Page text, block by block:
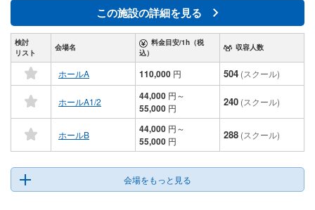
この施設の詳細を見る
検討
リスト
会場名
料金目安/1h（税
込）
収容人数
ホールA 110,000 円 504 (スクール)
ホールA1/2 44,000 円～
55,000 円 240 (スクール)
ホールB 44,000 円～
55,000 円 288 (スクール)
会場をもっと見る